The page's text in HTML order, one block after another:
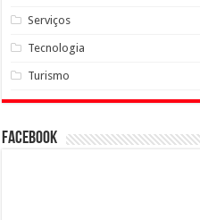
Serviços
Tecnologia
Turismo
Facebook